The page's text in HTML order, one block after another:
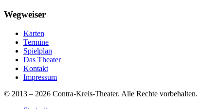
Wegweiser
Karten
Termine
Spielplan
Das Theater
Kontakt
Impressum
© 2013 – 2026 Contra-Kreis-Theater. Alle Rechte vorbehalten.